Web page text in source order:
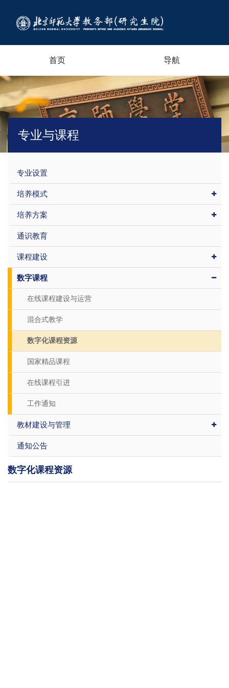
首页 导航
专业与课程
专业设置
培养模式
培养方案
通识教育
课程建设
数字课程
在线课程建设与运营
混合式教学
数字化课程资源
国家精品课程
在线课程引进
工作通知
教材建设与管理
通知公告
数字化课程资源